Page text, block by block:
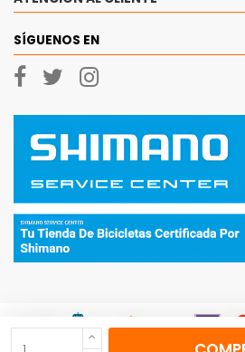
SÍGUENOS EN